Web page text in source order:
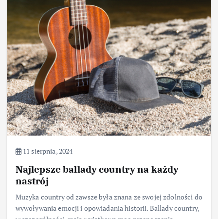
11 sierpnia, 2024
Najlepsze ballady country na każdy
nastrój
Muzyka country od zawsze była znana ze swojej zdolności do
wywoływania emocji i opowiadania historii. Ballady country,